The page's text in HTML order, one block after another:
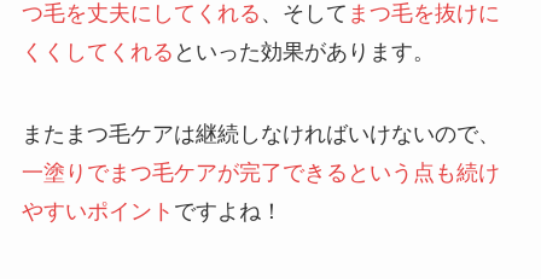
つ毛を丈夫にしてくれる 、そして まつ毛を抜けに
くくしてくれる といった効果があります。
またまつ毛ケアは継続しなければいけないので、
一塗りでまつ毛ケアが完了できるという点も続け
やすいポイント ですよね！